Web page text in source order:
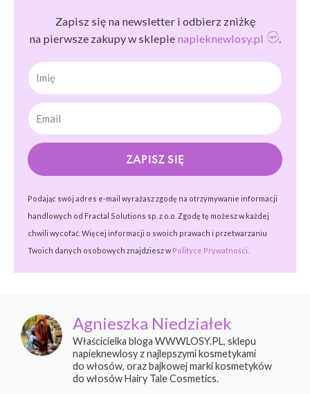
Zapisz się na newsletter i odbierz zniżkę
na pierwsze zakupy w sklepie napieknewlosy.pl .
Imię
ZAPISZ SIĘ
Podając swój adres e-mail wyrażasz zgodę na otrzymywanie informacji
handlowych od Fractal Solutions sp. z o.o. Zgodę tę możesz w każdej
chwili wycofać. Więcej informacji o swoich prawach i przetwarzaniu
Twoich danych osobowych znajdziesz w Polityce Prywatności.
Agnieszka Niedziałek
Właścicielka bloga WWWLOSY.PL, sklepu
napieknewlosy z najlepszymi kosmetykami
do włosów, oraz bajkowej marki kosmetyków
do włosów Hairy Tale Cosmetics.